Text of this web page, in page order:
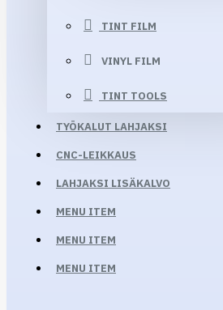
TINT FILM
VINYL FILM
TINT TOOLS
TYÖKALUT LAHJAKSI
CNC-LEIKKAUS
LAHJAKSI LISÄKALVO
MENU ITEM
MENU ITEM
MENU ITEM